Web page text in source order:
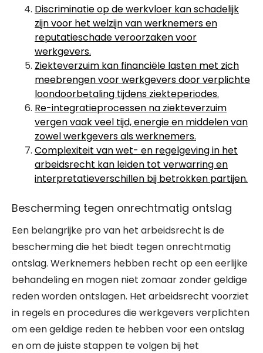
Discriminatie op de werkvloer kan schadelijk
zijn voor het welzijn van werknemers en
reputatieschade veroorzaken voor
werkgevers.
Ziekteverzuim kan financiële lasten met zich
meebrengen voor werkgevers door verplichte
loondoorbetaling tijdens ziekteperiodes.
Re-integratieprocessen na ziekteverzuim
vergen vaak veel tijd, energie en middelen van
zowel werkgevers als werknemers.
Complexiteit van wet- en regelgeving in het
arbeidsrecht kan leiden tot verwarring en
interpretatieverschillen bij betrokken partijen.
Bescherming tegen onrechtmatig ontslag
Een belangrijke pro van het arbeidsrecht is de
bescherming die het biedt tegen onrechtmatig
ontslag. Werknemers hebben recht op een eerlijke
behandeling en mogen niet zomaar zonder geldige
reden worden ontslagen. Het arbeidsrecht voorziet
in regels en procedures die werkgevers verplichten
om een geldige reden te hebben voor een ontslag
en om de juiste stappen te volgen bij het